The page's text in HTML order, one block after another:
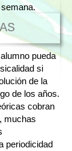
semana.
pueda
si
de la
de los años.
cobran
muchas
periodicidad